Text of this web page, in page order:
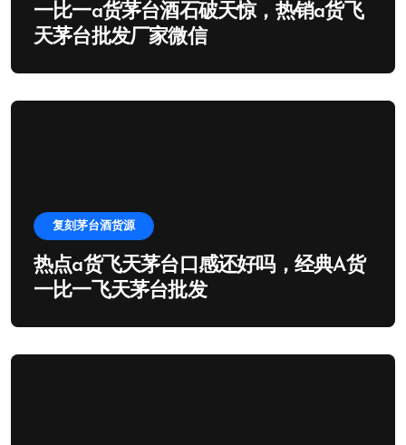
一比一a货茅台酒石破天惊，热销a货飞
天茅台批发厂家微信
复刻茅台酒货源
热点a货飞天茅台口感还好吗，经典A货
一比一飞天茅台批发